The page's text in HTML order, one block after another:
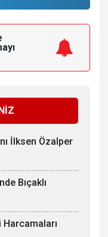
İlksen Özalper
Bıçaklı
Harcamaları